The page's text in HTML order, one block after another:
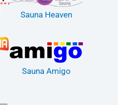
Sauna Heaven
Sauna Amigo